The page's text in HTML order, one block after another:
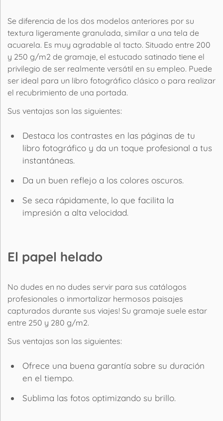
Se diferencia de los dos modelos anteriores por su
textura ligeramente granulada, similar a una tela de
acuarela. Es muy agradable al tacto. Situado entre 200
y 250 g/m2 de gramaje, el estucado satinado tiene el
privilegio de ser realmente versátil en su empleo. Puede
ser ideal para un libro fotográfico clásico o para realizar
el recubrimiento de una portada.
Sus ventajas son las siguientes:
Destaca los contrastes en las páginas de tu
libro fotográfico y da un toque profesional a tus
instantáneas.
Da un buen reflejo a los colores oscuros.
Se seca rápidamente, lo que facilita la
impresión a alta velocidad.
El papel helado
No dudes en no dudes servir para sus catálogos
profesionales o inmortalizar hermosos paisajes
capturados durante sus viajes! Su gramaje suele estar
entre 250 y 280 g/m2.
Sus ventajas son las siguientes:
Ofrece una buena garantía sobre su duración
en el tiempo.
Sublima las fotos optimizando su brillo.